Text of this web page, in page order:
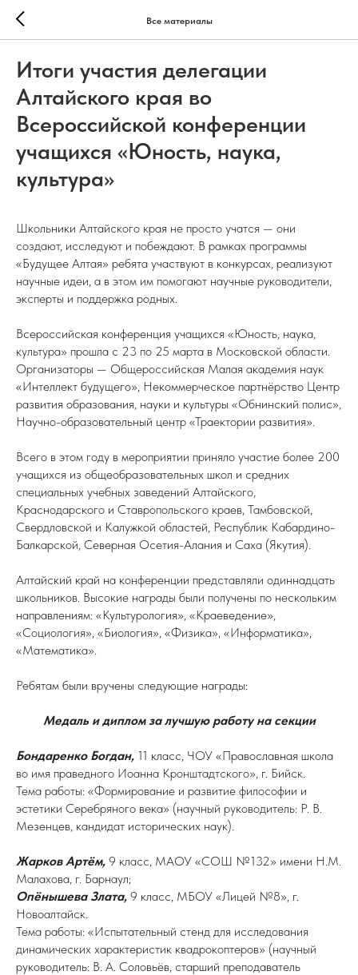
Все материалы
Итоги участия делегации
Алтайского края во
Всероссийской конференции
учащихся «Юность, наука,
культура»
Школьники Алтайского края не просто учатся — они
создают, исследуют и побеждают. В рамках программы
«Будущее Алтая» ребята участвуют в конкурсах, реализуют
научные идеи, а в этом им помогают научные руководители,
эксперты и поддержка родных.
Всероссийская конференция учащихся «Юность, наука,
культура» прошла с 23 по 25 марта в Московской области.
Организаторы — Общероссийская Малая академия наук
«Интеллект будущего», Некоммерческое партнёрство Центр
развития образования, науки и культуры «Обнинский полис»,
Научно-образовательный центр «Траектории развития».
Всего в этом году в мероприятии приняло участие более 200
учащихся из общеобразовательных школ и средних
специальных учебных заведений Алтайского,
Краснодарского и Ставропольского краев, Тамбовской,
Свердловской и Калужкой областей, Республик Кабардино-
Балкарской, Северная Осетия-Алания и Саха (Якутия).
Алтайский край на конференции представляли одиннадцать
школьников. Высокие награды были получены по нескольким
направлениям: «Культурология», «Краеведение»,
«Социология», «Биология», «Физика», «Информатика»,
«Математика».
Ребятам были вручены следующие награды:
Медаль и диплом за лучшую работу на секции
Бондаренко Богдан, 11 класс, ЧОУ «Православная школа
во имя праведного Иоанна Кронштадтского», г. Бийск.
Тема работы: «Формирование и развитие философии и
эстетики Серебряного века» (научный руководитель: Р. В.
Мезенцев, кандидат исторических наук).
Жарков Артём, 9 класс, МАОУ «СОШ №132» имени Н.М.
Малахова, г. Барнаул;
Опёнышева Злата, 9 класс, МБОУ «Лицей №8», г.
Новоалтайск.
Тема работы: «Испытательный стенд для исследования
динамических характеристик квадрокоптеров» (научный
руководитель: В. А. Соловьёв, старший преподаватель